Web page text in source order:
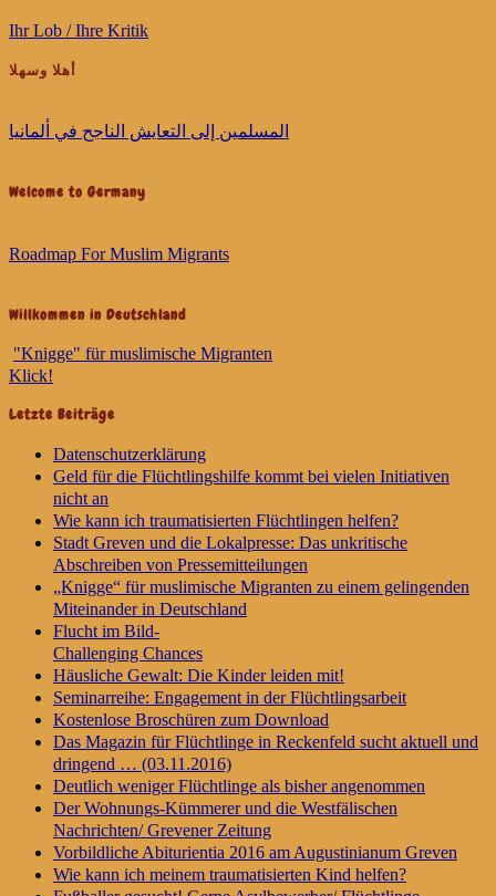
Ihr Lob / Ihre Kritik
أهلا وسهلا
ﺍﻟﻤﺴﻠﻤﻴﻦ ﺇﻟﻰ ﺍﻟﺘﻌﺎﻳﺶ ﺍﻟﻨﺎﺟﺢ ﻓﻲ ﺃﻟﻤﺎﻧﻴﺎ
Welcome to Germany
Roadmap For Muslim Migrants
Willkommen in Deutschland
"Knigge" für muslimische Migranten
Klick!
Letzte Beiträge
Datenschutzerklärung
Geld für die Flüchtlingshilfe kommt bei vielen Initiativen
nicht an
Wie kann ich traumatisierten Flüchtlingen helfen?
Stadt Greven und die Lokalpresse: Das unkritische
Abschreiben von Pressemitteilungen
„Knigge“ für muslimische Migranten zu einem gelingenden
Miteinander in Deutschland
Flucht im Bild-
Challenging Chances
Häusliche Gewalt: Die Kinder leiden mit!
Seminarreihe: Engagement in der Flüchtlingsarbeit
Kostenlose Broschüren zum Download
Das Magazin für Flüchtlinge in Reckenfeld sucht aktuell und
dringend … (03.11.2016)
Deutlich weniger Flüchtlinge als bisher angenommen
Der Wohnungs-Kümmerer und die Westfälischen
Nachrichten/ Grevener Zeitung
Vorbildliche Abiturientia 2016 am Augustinianum Greven
Wie kann ich meinem traumatisierten Kind helfen?